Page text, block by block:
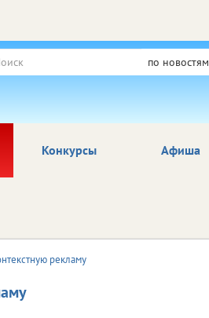
по новостям
Афиша
Конкурсы
рекламу